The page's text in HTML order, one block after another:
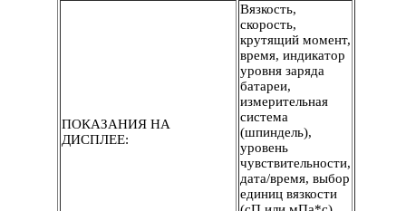
ПОКАЗАНИЯ НА
ДИСПЛЕЕ:
Вязкость,
скорость,
крутящий момент,
время, индикатор
уровня заряда
батареи,
измерительная
система
(шпиндель),
уровень
чувствительности,
дата/время, выбор
единиц вязкости